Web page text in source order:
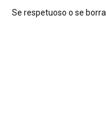
Se respetuoso o se